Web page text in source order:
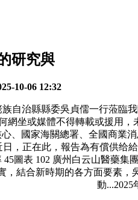
研究與
10-06 12:32
治縣縣委吳貞儒一行蒞臨我
網坐或媒體不得轉載或援用
、國家海關總署、全國商業
，正在此，報告為有償供给
圖表 102 廣州白云山醫藥
，結合新時期的各方面要素
動...2025